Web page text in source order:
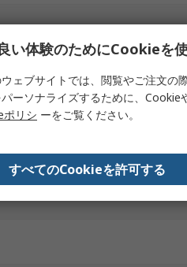
タット
い体験のためにCookieを
ェブサイトでは、閲覧やご注文の
ーソナライズするために、Cookie
リシ ーをご覧ください。
すべてのCookieを許可する